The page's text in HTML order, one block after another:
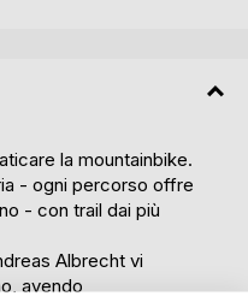
la mountainbike.
- ogni percorso offre
- con trail dai più
Albrecht vi
avendo